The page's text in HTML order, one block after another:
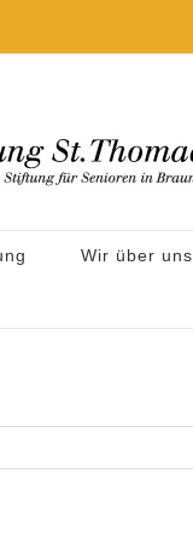
Wir über uns